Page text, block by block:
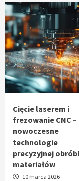
4
Czy
5Cięcie laserem i
frezowanie CNC –
nowoczesne
technologie
precyzyjnej
materiałów
10 marca 2026